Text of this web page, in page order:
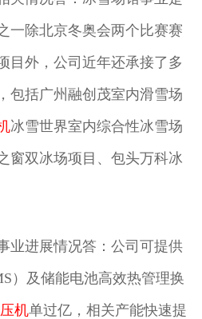
一除北京冬奥会两个比赛赛
目外，公司近年还承接了多
包括广州融创茂室内滑雪场
冰雪世界室内综合性冰雪场
窗双冰场项目、包头万科冰
业进展情况答：公司可提供
）及储能电池高效热管理换
机单过亿，相关产能快速提